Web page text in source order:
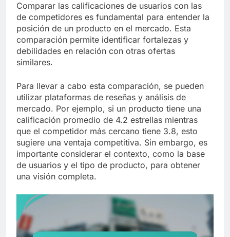
Comparar las calificaciones de usuarios con las
de competidores es fundamental para entender la
posición de un producto en el mercado. Esta
comparación permite identificar fortalezas y
debilidades en relación con otras ofertas
similares.
Para llevar a cabo esta comparación, se pueden
utilizar plataformas de reseñas y análisis de
mercado. Por ejemplo, si un producto tiene una
calificación promedio de 4.2 estrellas mientras
que el competidor más cercano tiene 3.8, esto
sugiere una ventaja competitiva. Sin embargo, es
importante considerar el contexto, como la base
de usuarios y el tipo de producto, para obtener
una visión completa.